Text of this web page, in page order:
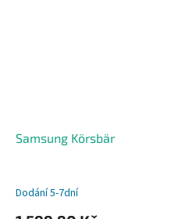
Samsung Körsbär
Dodání 5-7dní